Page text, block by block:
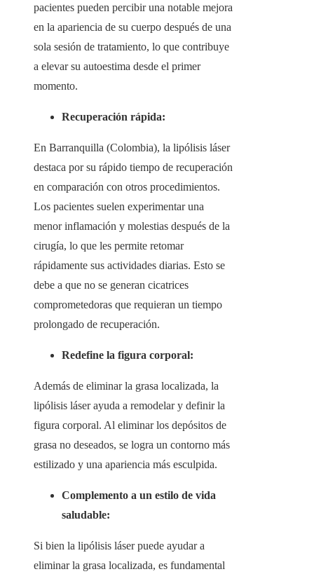
pacientes pueden percibir una notable mejora
en la apariencia de su cuerpo después de una
sola sesión de tratamiento, lo que contribuye
a elevar su autoestima desde el primer
momento.
Recuperación rápida:
En Barranquilla (Colombia), la lipólisis láser
destaca por su rápido tiempo de recuperación
en comparación con otros procedimientos.
Los pacientes suelen experimentar una
menor inflamación y molestias después de la
cirugía, lo que les permite retomar
rápidamente sus actividades diarias. Esto se
debe a que no se generan cicatrices
comprometedoras que requieran un tiempo
prolongado de recuperación.
Redefine la figura corporal:
Además de eliminar la grasa localizada, la
lipólisis láser ayuda a remodelar y definir la
figura corporal. Al eliminar los depósitos de
grasa no deseados, se logra un contorno más
estilizado y una apariencia más esculpida.
Complemento a un estilo de vida
saludable:
Si bien la lipólisis láser puede ayudar a
eliminar la grasa localizada, es fundamental